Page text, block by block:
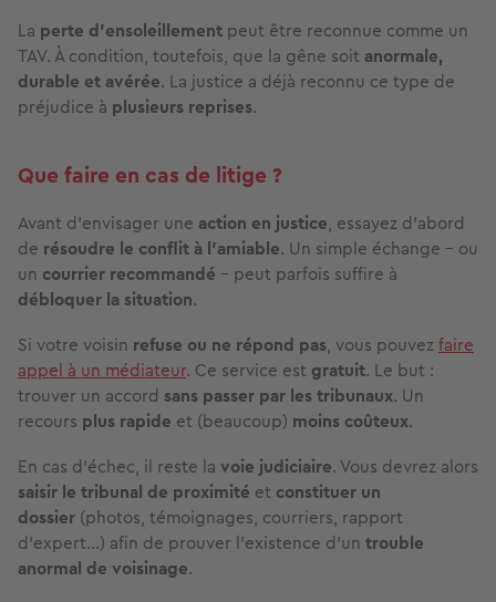
La perte d’ensoleillement peut être reconnue comme un
TAV. À condition, toutefois, que la gêne soit anormale,
durable et avérée. La justice a déjà reconnu ce type de
préjudice à plusieurs reprises.
Que faire en cas de litige ?
Avant d’envisager une action en justice, essayez d’abord
de résoudre le conflit à l’amiable. Un simple échange – ou
un courrier recommandé – peut parfois suffire à
débloquer la situation.
Si votre voisin refuse ou ne répond pas, vous pouvezfaire
appel à un médiateur. Ce service est gratuit. Le but :
trouver un accord sans passer par les tribunaux. Un
recours plus rapide et (beaucoup) moins coûteux.
En cas d’échec, il reste la voie judiciaire. Vous devrez alors
saisir le tribunal de proximité et constituer un
dossier (photos, témoignages, courriers, rapport
d’expert…) afin de prouver l’existence d’un trouble
anormal de voisinage.